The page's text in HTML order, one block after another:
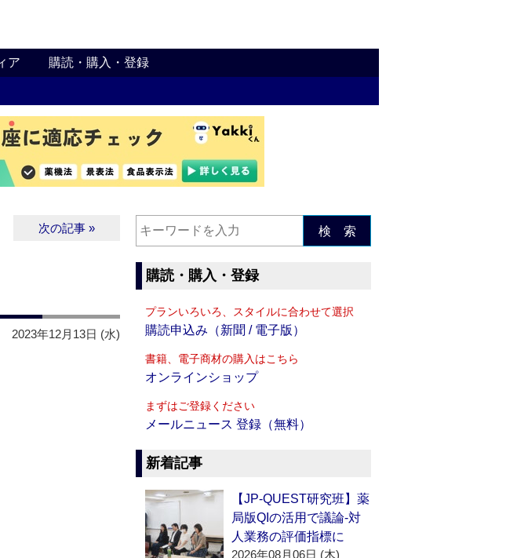
ア 購読・購入・登録
次の記事 »
2023年12月13日 (水)
検 索
購読・購入・登録
プランいろいろ、スタイルに合わせて選択
購読申込み（新聞 / 電子版）
書籍、電子商材の購入はこちら
オンラインショップ
まずはご登録ください
メールニュース 登録（無料）
新着記事
【JP-QUEST研究班】薬
局版QIの活用で議論‐対
人業務の評価指標に
2026年08月06日 (木)